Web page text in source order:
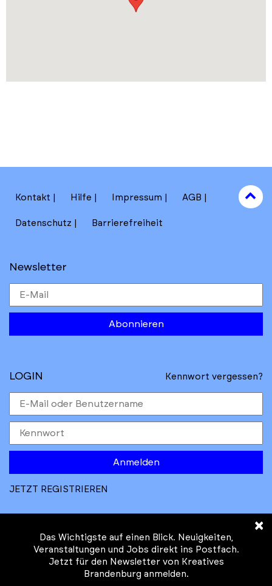
Kontakt Hilfe Impressum AGB
Datenschutz Barrierefreiheit
Newsletter
Abonnieren
to
top
LOGIN Kennwort vergessen?
Anmelden
JETZT REGISTRIEREN
© Kreatives Brandenburg im Auftrag des
×
Das Wichtigste auf einen Blick. Neuigkeiten,
Veranstaltungen und Jobs direkt ins Postfach.
Jetzt für den Newsletter von Kreatives
Brandenburg anmelden.